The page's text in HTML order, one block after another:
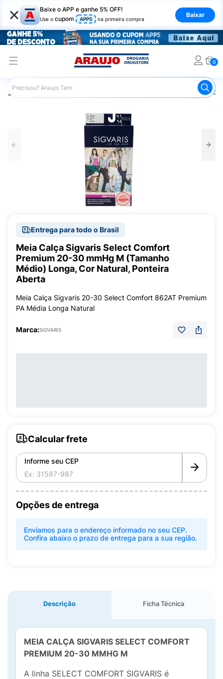
× Baixe o APP e ganhe 5% OFF!
Use o cupom APP5 na primeira compra
Baixar
0
Araujo Saúde e Bem Estar Meia de
Entrega para todo o Brasil
Meia Calça Sigvaris Select Comfort
Premium 20-30 mmHg M (Tamanho
Médio) Longa, Cor Natural, Ponteira
Aberta
Meia Calça Sigvaris 20-30 Select Comfort 862AT Premium
PA Média Longa Natural
Marca:SIGVARIS
Calcular frete
Informe seu CEP
Opções de entrega
Enviamos para o endereço informado no seu CEP.
Confira abaixo o prazo de entrega para a sua região.
Descrição Ficha Técnica
MEIA CALÇA SIGVARIS SELECT COMFORT
PREMIUM 20-30 MMHG M
A linha SELECT COMFORT SIGVARIS é